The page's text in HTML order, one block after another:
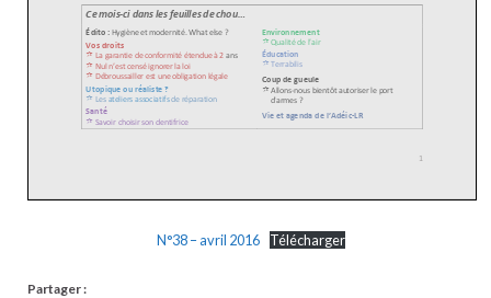
N°38 – avril 2016 Télécharger
Partager :